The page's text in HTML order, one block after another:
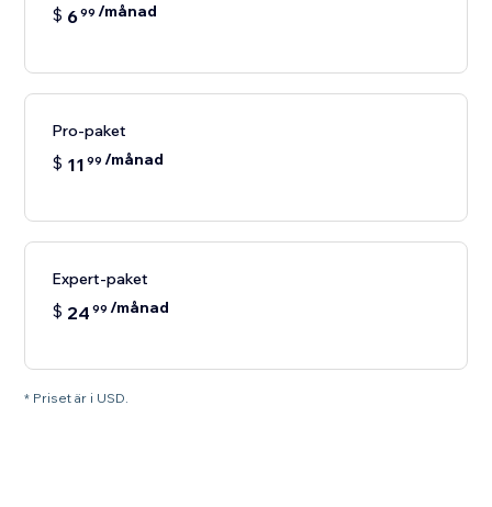
$ 699 /månad
Pro-paket
$ 11 99 /månad
Expert-paket
$ 24 99 /månad
* Priset är i USD.